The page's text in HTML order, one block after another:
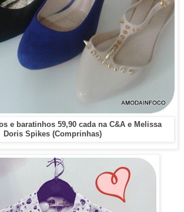
e baratinhos 59,90 cada na C&A e Melissa
Doris Spikes (Comprinhas)